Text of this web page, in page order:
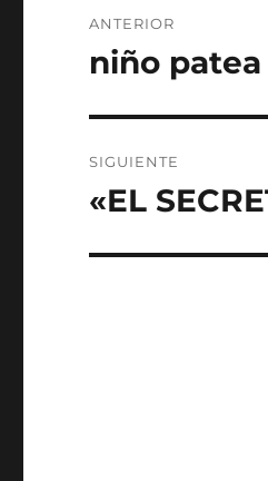
de
ANTERIOR
Entrada
niño
SIGUIENTE
Entrada
«EL